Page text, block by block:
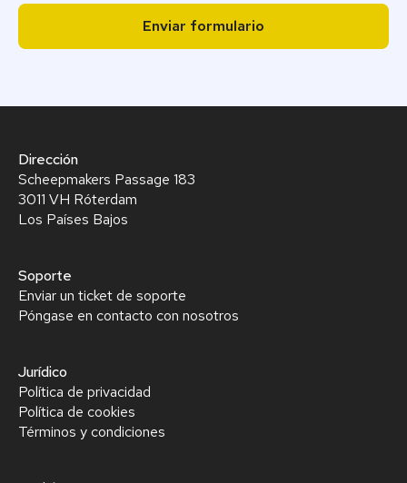
Dirección
Scheepmakers Passage 183
3011 VH Róterdam
Los Países Bajos
Soporte
Enviar un ticket de soporte
Póngase en contacto con nosotros
Jurídico
Política de privacidad
Política de cookies
Términos y condiciones